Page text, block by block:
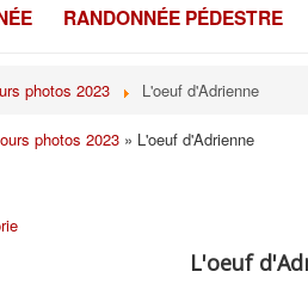
RANDONNÉE PÉDESTRE
photos 2023 L'oeuf d'Adrienne
photos 2023 » L'oeuf d'Adrienne
L'oeuf